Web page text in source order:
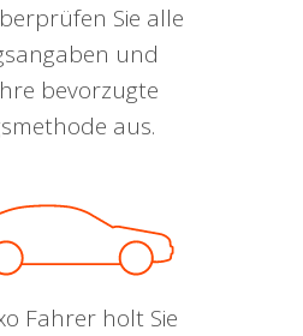
Sie alle
und
bevorzugte
aus.
Fahrer holt Sie